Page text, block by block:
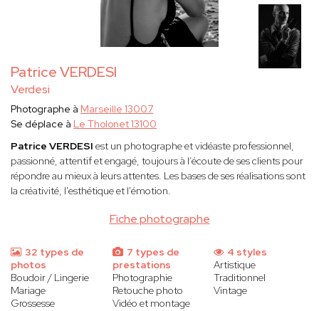
Patrice VERDESI
Verdesi
Fiche photographe
Photographe à Marseille 13007
Se déplace à Le Tholonet 13100
Patrice VERDESI est un photographe et vidéaste professionnel,
passionné, attentif et engagé, toujours à l’écoute de ses clients pour
répondre au mieux à leurs attentes. Les bases de ses réalisations sont
la créativité, l'esthétique et l'émotion.
32 types de
photos
Boudoir / Lingerie
Mariage
Grossesse
7 types de
prestations
Photographie
Retouche photo
Vidéo et montage
4 styles
Artistique
Traditionnel
Vintage